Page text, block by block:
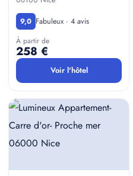
9,0 Fabuleux · 4 avis
À partir de
258 €
Voir l'hôtel